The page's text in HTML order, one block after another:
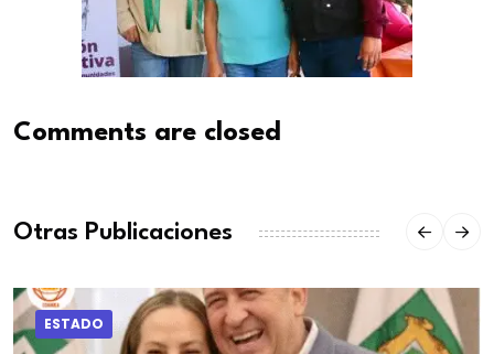
Comments are closed
Otras Publicaciones
ESTADO